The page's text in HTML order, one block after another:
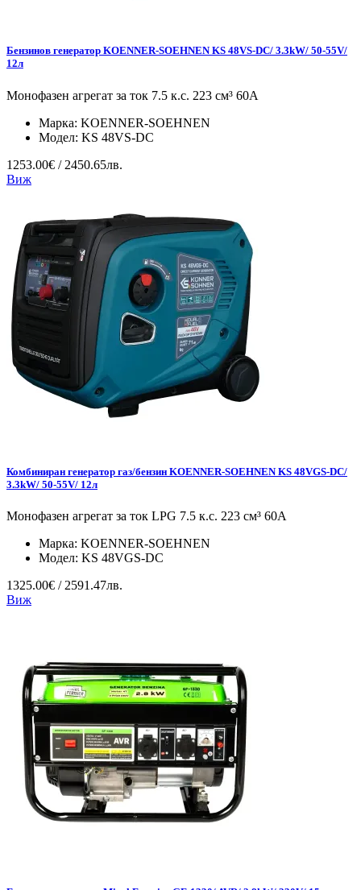
Бензинов генератор KOENNER-SOEHNEN KS 48VS-DC/ 3.3kW/ 50-55V/
12л
Монофазен агрегат за ток 7.5 к.с. 223 см³ 60А
Марка: KOENNER-SOEHNEN
Модел: KS 48VS-DC
1253.00€ / 2450.65лв.
Виж
Комбиниран генератор газ/бензин KOENNER-SOEHNEN KS 48VGS-DC/
3.3kW/ 50-55V/ 12л
Монофазен агрегат за ток LPG 7.5 к.с. 223 см³ 60А
Марка: KOENNER-SOEHNEN
Модел: KS 48VGS-DC
1325.00€ / 2591.47лв.
Виж